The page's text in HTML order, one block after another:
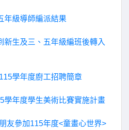
年級導師編派結果
新生及三、五年級編班後轉入
學年度廚工招聘簡章
學年度學生美術比賽實施計畫
友參加115年度<童畫心世界>